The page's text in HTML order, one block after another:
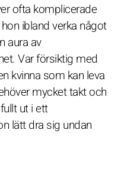
ofta komplicerade
ibland verka något
aura av
Var försiktig med
kvinna som kan leva
mycket takt och
ut i ett
lätt dra sig undan